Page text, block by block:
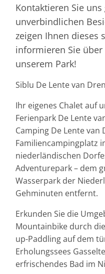
Kontaktieren Sie
unverbindlichen
zeigen Ihnen dieses
informieren Sie
unserem Park!
Siblu De Lente van
Ihr eigenes Chalet auf
Ferienpark De Lente
Camping De Lente
Familiencampingplatz
niederländischen
Adventurepark – dem
Wasserpark der
Gehminuten entfernt.
Erkunden Sie die
Mountainbike durch
up-Paddling auf dem
Erholungssees
erfrischendes Bad im